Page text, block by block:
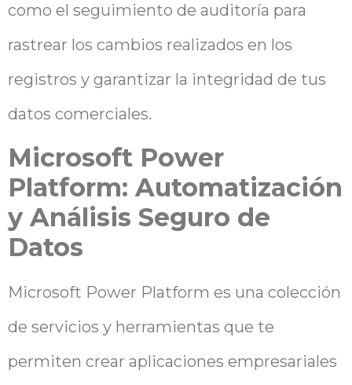
como el seguimiento de auditoría para
rastrear los cambios realizados en los
registros y garantizar la integridad de tus
datos comerciales.
Microsoft Power
Platform: Automatización
y Análisis Seguro de
Datos
Microsoft Power Platform es una colección
de servicios y herramientas que te
permiten crear aplicaciones empresariales